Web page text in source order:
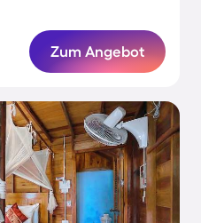
Zum Angebot